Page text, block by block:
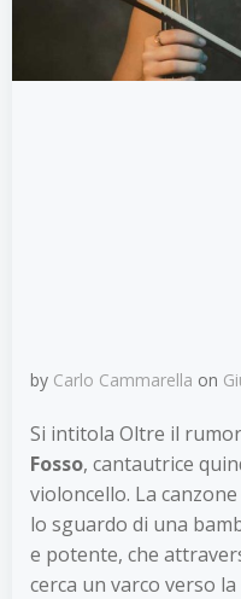
by Carlo Cammarella on
Si intitola Oltre il
Fosso, cantautrice
violoncello. La
lo sguardo di una
e potente, che
cerca un varco verso